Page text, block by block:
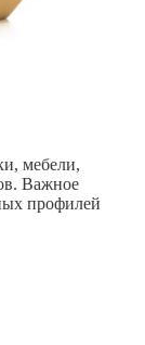
мебели,
Важное
профилей